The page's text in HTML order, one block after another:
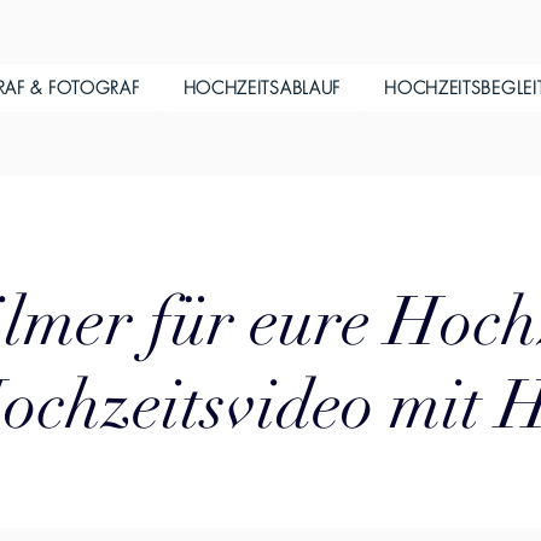
& FOTOGRAF HOCHZEITSABLAUF
für eure
mit